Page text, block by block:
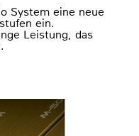
System eine neue
ein.
Leistung, das